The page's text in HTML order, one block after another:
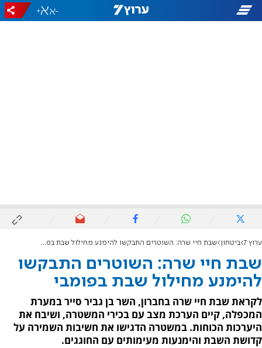
-
+
ערוץ 7 ביטחון שבת חיי שרה: השוטרים התבקשו להימנע מחילול שבת בפומבי
שבת חיי שרה: השוטרים התבקשו
להימנע מחילול שבת בפומבי
לקראת שבת חיי שרה בחברון, השר בן גביר סייר במערת
המכפלה, קיים הערכת מצב עם בכירי המשטרה, ושיבח את
היערכות הכוחות. במשטרה הדגישו את חשיבות השמירה על
קדושת השבת והימנעות מעימותים עם החוגגים.